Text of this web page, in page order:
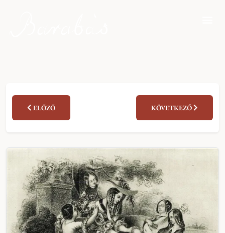
ELŐZŐ KÖVETKEZŐ